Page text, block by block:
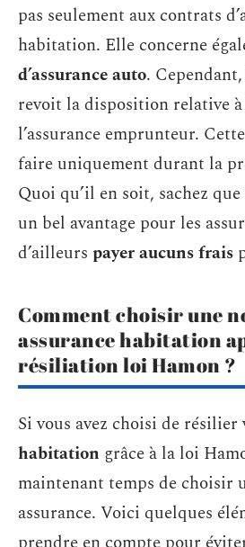
pas seulement aux contrats
habitation. Elle concerne
d’assurance auto.
revoit la disposition relative
l’assurance emprunteur.
faire uniquement durant la
Quoi qu’il en soit, sachez
un bel avantage pour les
d’ailleurs payer aucuns frais
Comment choisir une
assurance habitation
résiliation loi Hamon ?
Si vous avez choisi de résilier
habitation grâce à la loi
maintenant temps de choisir
assurance. Voici quelques